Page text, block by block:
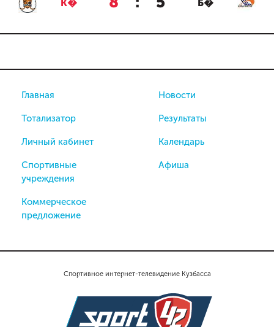
К� Б�
Спортивное интернет-телевидение Кузбасса
Главная
Тотализатор
Личный кабинет
Спортивные
учреждения
Коммерческое
предложение
Новости
Результаты
Календарь
Афиша